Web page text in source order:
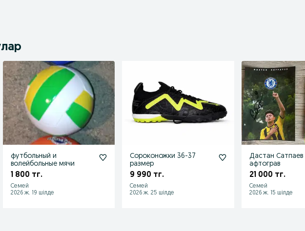
футбольный и
волейбольные мячи
1 800 тг.
Семей
2026 ж. 19 шілде
Сороконожки 36-37
размер
9 990 тг.
Семей
2026 ж. 25 шілде
Дастан Сатпаев
афтограв
21 000 тг.
Семей
2026 ж. 15 шілде